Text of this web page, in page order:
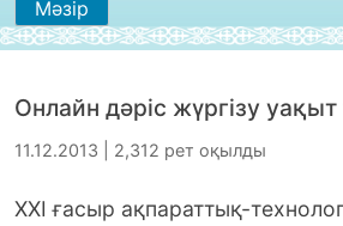
Мәзір
Oнлайн дәріс жүргізу
11.12.2013 | 2,312 рет оқылды
ХХІ ғасыр ақпараттық-